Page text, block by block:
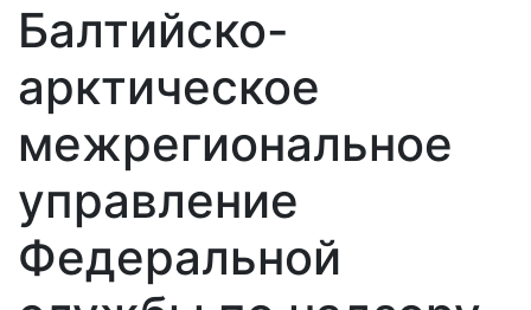
Балтийско-
арктическое
межрегиональное
управление
Федеральной